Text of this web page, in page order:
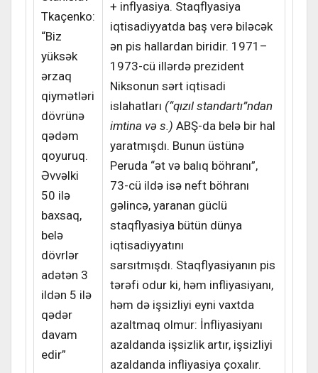
Tkaçenko:
“Biz
yüksək
ərzaq
qiymətləri
dövrünə
qədəm
qoyuruq.
Əvvəlki
50 ilə
baxsaq,
belə
dövrlər
adətən 3
ildən 5 ilə
qədər
davam
edir”
+ inflyasiya. Staqflyasiya
iqtisadiyyatda baş verə biləcək
ən pis hallardan biridir. 1971–
1973-cü illərdə prezident
Niksonun sərt iqtisadi
islahatları (“qızıl standartı”ndan
imtina və s.) ABŞ-da belə bir hal
yaratmışdı. Bunun üstünə
Peruda “ət və balıq böhranı”,
73-cü ildə isə neft böhranı
gəlincə, yaranan güclü
staqflyasiya bütün dünya
iqtisadiyyatını
sarsıtmışdı. Staqflyasiyanın pis
tərəfi odur ki, həm infliyasiyanı,
həm də işsizliyi eyni vaxtda
azaltmaq olmur: İnfliyasiyanı
azaldanda işsizlik artır, işsizliyi
azaldanda infliyasiya çoxalır.